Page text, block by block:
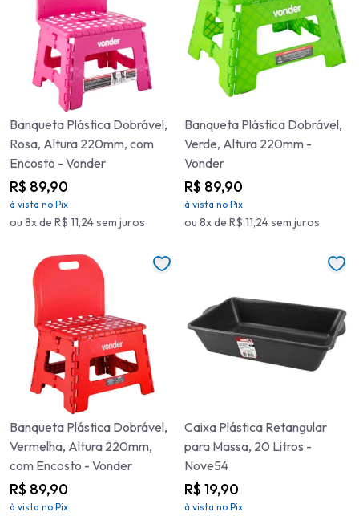
Banqueta Plástica Dobrável,
Rosa, Altura 220mm, com
Encosto - Vonder
R$ 89,90
à vista no Pix
ou 8x de R$ 11,24 sem juros
Banqueta Plástica Dobrável,
Verde, Altura 220mm -
Vonder
R$ 89,90
à vista no Pix
ou 8x de R$ 11,24 sem juros
Banqueta Plástica Dobrável,
Vermelha, Altura 220mm,
com Encosto - Vonder
R$ 89,90
à vista no Pix
Caixa Plástica Retangular
para Massa, 20 Litros -
Nove54
R$ 19,90
à vista no Pix